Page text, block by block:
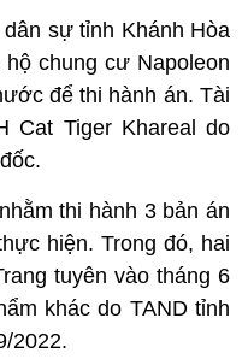
sự tỉnh Khánh Hòa
chung cư Napoleon
để thi hành án. Tài
Cat Tiger Khareal do
thi hành 3 bản án
hiện. Trong đó, hai
tuyên vào tháng 6
khác do TAND tỉnh
2022.